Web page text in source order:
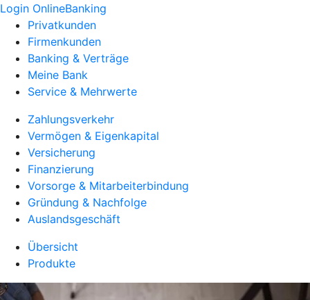
Login OnlineBanking
Privatkunden
Firmenkunden
Banking & Verträge
Meine Bank
Service & Mehrwerte
Zahlungsverkehr
Vermögen & Eigenkapital
Versicherung
Finanzierung
Vorsorge & Mitarbeiterbindung
Gründung & Nachfolge
Auslandsgeschäft
Übersicht
Produkte